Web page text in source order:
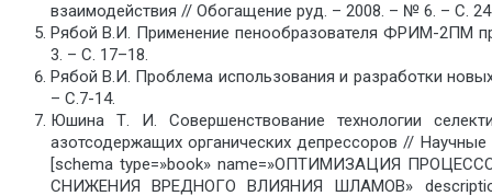
взаимодействия // Обогащение руд. – 2008. – № 6. – С.
Рябой В.И. Применение пенообразователя ФРИМ-2ПМ
3. – С. 17–18.
Рябой В.И. Проблема использования и разработки
– С.7-14.
Юшина Т. И. Совершенствование технологии
азотсодержащих органических депрессоров //
[schema type=»book» name=»ОПТИМИЗАЦИЯ
СНИЖЕНИЯ ВРЕДНОГО ВЛИЯНИЯ ШЛАМОВ»